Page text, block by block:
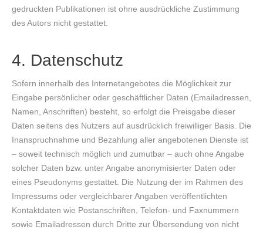
gedruckten Publikationen ist ohne ausdrückliche Zustimmung
des Autors nicht gestattet.
4. Datenschutz
Sofern innerhalb des Internetangebotes die Möglichkeit zur
Eingabe persönlicher oder geschäftlicher Daten (Emailadressen,
Namen, Anschriften) besteht, so erfolgt die Preisgabe dieser
Daten seitens des Nutzers auf ausdrücklich freiwilliger Basis. Die
Inanspruchnahme und Bezahlung aller angebotenen Dienste ist
– soweit technisch möglich und zumutbar – auch ohne Angabe
solcher Daten bzw. unter Angabe anonymisierter Daten oder
eines Pseudonyms gestattet. Die Nutzung der im Rahmen des
Impressums oder vergleichbarer Angaben veröffentlichten
Kontaktdaten wie Postanschriften, Telefon- und Faxnummern
sowie Emailadressen durch Dritte zur Übersendung von nicht